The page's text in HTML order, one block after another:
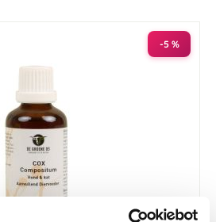
-5 %